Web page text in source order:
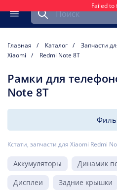
Failed to
Меню
Найти запчасть для
Главная Каталог Запчасти
Xiaomi
Redmi Note 8T
Рамки для
Note 8T
Кстати, запчасти для Xiaomi Redmi
Аккумуляторы
Динамик
Дисплеи
Задние крышки